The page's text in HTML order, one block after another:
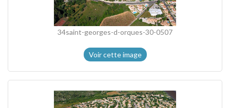
34saint-georges-d-orques-30-0507
Voir cette image